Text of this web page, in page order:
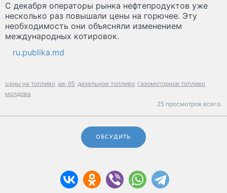
С декабря операторы рынка нефтепродуктов уже
несколько раз повышали цены на горючее. Эту
необходимость они объясняли изменением
международных котировок.
ru.publika.md
цены на топливо аи-95 дизельное топливо газомоторное топливо
молдова
25 просмотров всего.
ОБСУДИТЬ